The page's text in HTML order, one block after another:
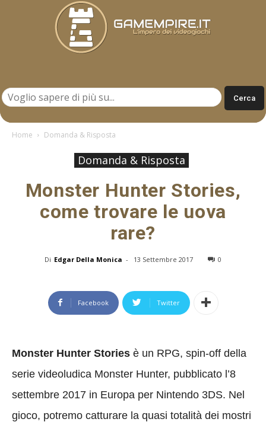
Home Domanda & Risposta
Domanda & Risposta
Monster Hunter Stories,
come trovare le uova
rare?
Di Edgar Della Monica - 13 Settembre 2017 0
Facebook Twitter
Monster Hunter Stories è un RPG, spin-off della
serie videoludica Monster Hunter, pubblicato l’8
settembre 2017 in Europa per Nintendo 3DS. Nel
gioco, potremo catturare la quasi totalità dei mostri